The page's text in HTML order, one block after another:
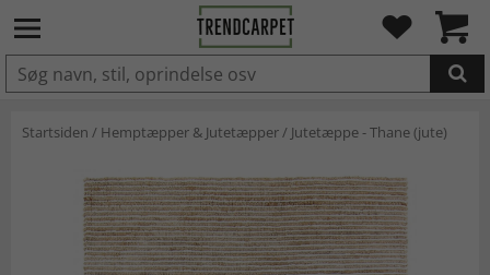
LAGT I INDKØBSKURVEN.
Startsiden / Hemptæpper & Jutetæpper/ Jutetæppe - Thane (jute)